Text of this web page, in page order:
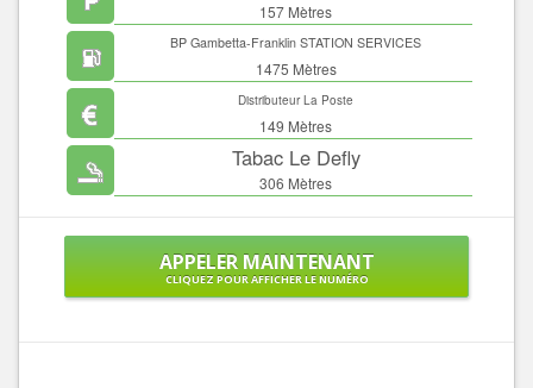
157 Mètres
BP Gambetta-Franklin STATION SERVICES
1475 Mètres
Distributeur La Poste
149 Mètres
Tabac Le Defly
306 Mètres
APPELER MAINTENANT
CLIQUEZ POUR AFFICHER LE NUMÉRO